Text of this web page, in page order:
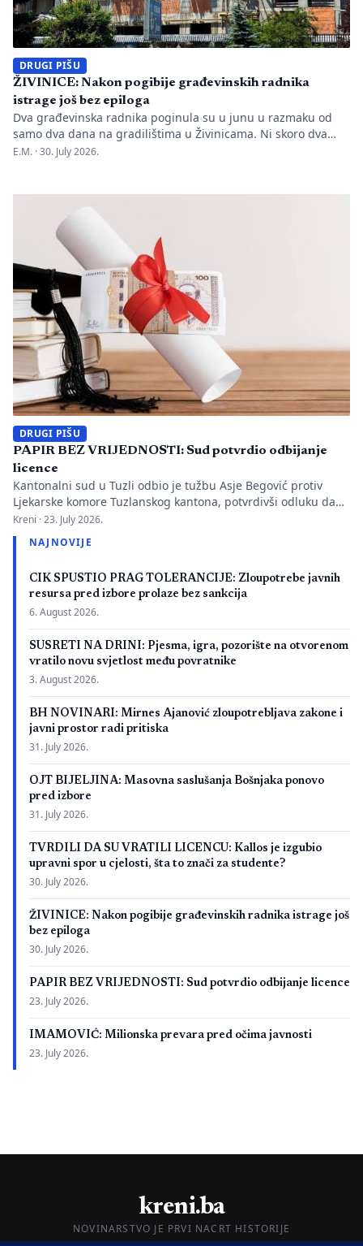
DRUGI PIŠU
ŽIVINICE: Nakon pogibije građevinskih radnika
istrage još bez epiloga
Dva građevinska radnika poginula su u junu u razmaku od
samo dva dana na gradilištima u Živinicama. Ni skoro dva
mjeseca kasnije javnosti nisu poznati uzroci nesreća, niti je
Mahmutović Dok Tužilaštvo Tuzlanskog kantona sprovodi
istrage, odgovornost […]
E.M. ·30. July 2026.
DRUGI PIŠU
PAPIR BEZ VRIJEDNOSTI: Sud potvrdio odbijanje
licence
Kantonalni sud u Tuzli odbio je tužbu Asje Begović protiv
Ljekarske komore Tuzlanskog kantona, potvrdivši odluku da
joj se ne izda, odnosno ne obnovi licenca za samostalan rad
zbog neispunjavanja propisanih uslova. Presuda bi mogla
imati značaj i za druge postupke koje bivši studenti spornih
Hercegovini. […]
Kreni ·23. July 2026.
NAJNOVIJE
CIK SPUSTIO PRAG TOLERANCIJE: Zloupotrebe javnih
resursa pred izbore prolaze bez sankcija
6. August 2026.
SUSRETI NA DRINI: Pjesma, igra, pozorište na otvorenom
vratilo novu svjetlost među povratnike
3. August 2026.
BH NOVINARI: Mirnes Ajanović zloupotrebljava zakone i
javni prostor radi pritiska
31. July 2026.
OJT BIJELJINA: Masovna saslušanja Bošnjaka ponovo
pred izbore
31. July 2026.
TVRDILI DA SU VRATILI LICENCU: Kallos je izgubio
upravni spor u cjelosti, šta to znači za studente?
30. July 2026.
ŽIVINICE: Nakon pogibije građevinskih radnika istrage još
bez epiloga
30. July 2026.
PAPIR BEZ VRIJEDNOSTI: Sud potvrdio odbijanje licence
23. July 2026.
IMAMOVIĆ: Milionska prevara pred očima javnosti
23. July 2026.
kreni.ba
NOVINARSTVO JE PRVI NACRT HISTORIJE